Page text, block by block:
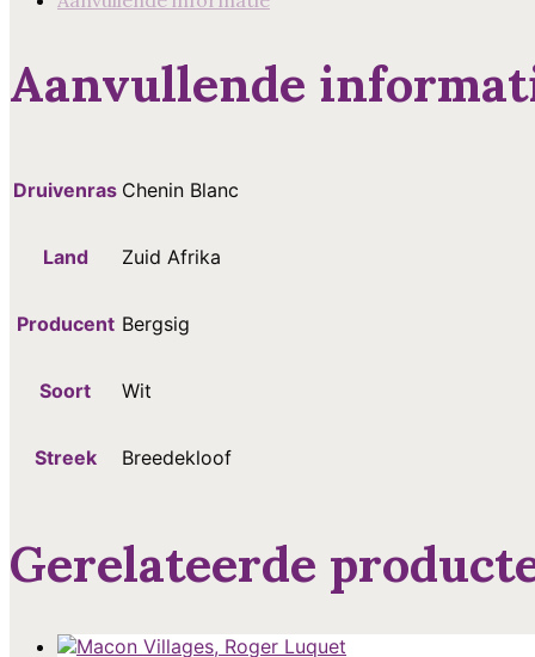
Aanvullende
Druivenras Chenin Blanc
Land Zuid Afrika
Producent Bergsig
Soort Wit
Streek Breedekloof
Gerelateerde